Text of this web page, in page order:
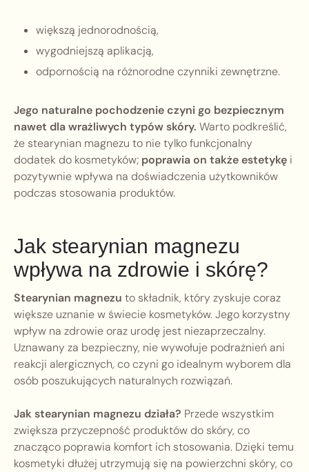
większą jednorodnością,
wygodniejszą aplikacją,
odpornością na różnorodne czynniki zewnętrzne.
Jego naturalne pochodzenie czyni go bezpiecznym
nawet dla wrażliwych typów skóry. Warto podkreślić,
że stearynian magnezu to nie tylko funkcjonalny
dodatek do kosmetyków; poprawia on także estetykę i
pozytywnie wpływa na doświadczenia użytkowników
podczas stosowania produktów.
Jak stearynian magnezu
wpływa na zdrowie i skórę?
Stearynian magnezu to składnik, który zyskuje coraz
większe uznanie w świecie kosmetyków. Jego korzystny
wpływ na zdrowie oraz urodę jest niezaprzeczalny.
Uznawany za bezpieczny, nie wywołuje podrażnień ani
reakcji alergicznych, co czyni go idealnym wyborem dla
osób poszukujących naturalnych rozwiązań.
Jak stearynian magnezu działa? Przede wszystkim
zwiększa przyczepność produktów do skóry, co
znacząco poprawia komfort ich stosowania. Dzięki temu
kosmetyki dłużej utrzymują się na powierzchni skóry, co